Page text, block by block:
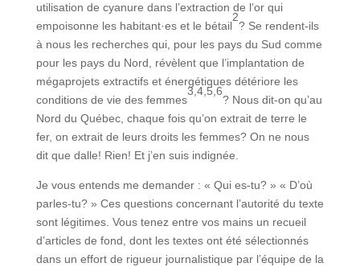
utilisation de cyanure dans l’extraction de l’or qui
empoisonne les habitant·es et le bétail
2
? Se rendent-ils
à nous les recherches qui, pour les pays du Sud comme
pour les pays du Nord, révèlent que l’implantation de
mégaprojets extractifs et énergétiques détériore les
conditions de vie des femmes
3,4,5,6
? Nous dit-on qu’au
Nord du Québec, chaque fois qu’on extrait de terre le
fer, on extrait de leurs droits les femmes? On ne nous
dit que dalle! Rien! Et j’en suis indignée.
Je vous entends me demander : « Qui es-tu? » « D’où
parles-tu? » Ces questions concernant l’autorité du texte
sont légitimes. Vous tenez entre vos mains un recueil
d’articles de fond, dont les textes ont été sélectionnés
dans un effort de rigueur journalistique par l’équipe de la